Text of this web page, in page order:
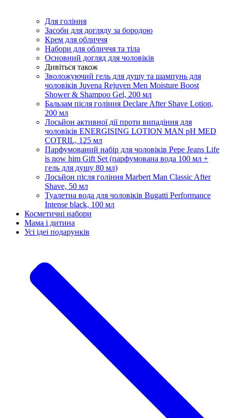
Для гоління
Засоби для догляду за бородою
Крем для обличчя
Набори для обличчя та тіла
Основний догляд для чоловіків
Дивіться також
Зволожуючий гель для душу та шампунь для
чоловіків Juvena Rejuven Men Moisture Boost
Shower & Shampoo Gel, 200 мл
Бальзам після гоління Declare After Shave Lotion,
200 мл
Лосьйон активної дії проти випадіння для
чоловіків ENERGISING LOTION MAN pH MED
COTRIL, 125 мл
Парфумований набір для чоловіків Pepe Jeans Life
is now him Gift Set (парфумована вода 100 мл +
гель для душу 80 мл)
Лосьйон після гоління Marbert Man Classic After
Shave, 50 мл
Туалетна вода для чоловіків Bugatti Performance
Intense black, 100 мл
Косметичні набори
Мама і дитина
Усi iдеi подарункiв